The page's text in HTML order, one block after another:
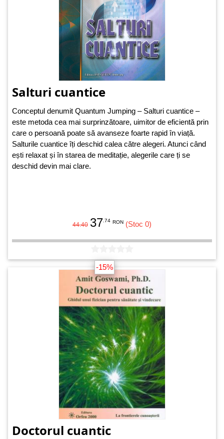
Salturi cuantice
Conceptul denumit Quantum Jumping – Salturi cuantice –
este metoda cea mai surprinzătoare, uimitor de eficientă prin
care o persoană poate să avanseze foarte rapid în viață.
Salturile cuantice îți deschid calea către alegeri. Atunci când
ești relaxat și în starea de meditație, alegerile care ți se
deschid devin mai clare.
44.40 37 .74 RON (Stoc 0)
-15%
Doctorul cuantic